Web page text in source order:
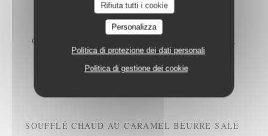
Rifiuta tutti i cookie
Personalizza
Politica di protezione dei dati personali
Politica di gestione dei cookie
GLACES ET SORBETS, UNE GLACE À PARIS,
EMMANUEL RYON MOF GLACIER
Elenco degli allergeni
SOUFFLÉ CHAUD AU CARAMEL BEURRE SALÉ